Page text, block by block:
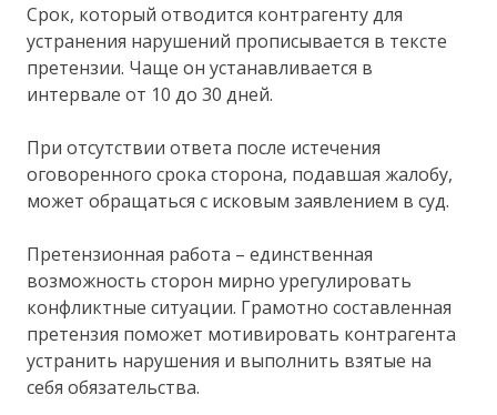
Срок, который отводится контрагенту для
устранения нарушений прописывается в тексте
претензии. Чаще он устанавливается в
интервале от 10 до 30 дней.
При отсутствии ответа после истечения
оговоренного срока сторона, подавшая жалобу,
может обращаться с исковым заявлением в суд.
Претензионная работа – единственная
возможность сторон мирно урегулировать
конфликтные ситуации. Грамотно составленная
претензия поможет мотивировать контрагента
устранить нарушения и выполнить взятые на
себя обязательства.